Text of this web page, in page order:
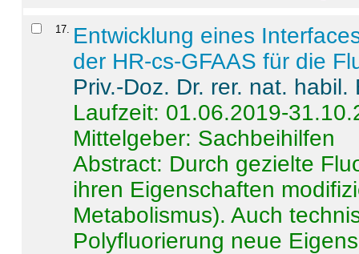
17
Entwicklung eines
der HR-cs-GFAAS für die
Priv.-Doz. Dr. rer. nat.
Laufzeit: 01.06.2019-
Mittelgeber: Sachbeihilfen
Abstract: Durch gezielte
ihren Eigenschaften
Metabolismus). Auch
Polyfluorierung neue